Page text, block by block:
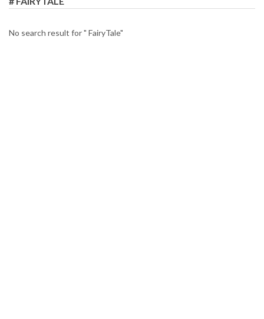
No search result for " FairyTale"